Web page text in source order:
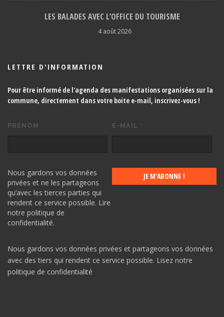
LES BALADES AVEC L’OFFICE DU TOURISME
4 août 2026
LETTRE D'INFORMATION
Pour être informé de l'agenda des manifestations organisées sur la
commune, directement dans votre boite e-mail, inscrivez-vous !
PRÉNOM E-MAIL *
Nous gardons vos données
privées et ne les partageons
qu’avec les tierces parties qui
rendent ce service possible. Lire
notre politique de
confidentialité.
Nous gardons vos données privées et partageons vos données
avec des tiers qui rendent ce service possible. Lisez notre
politique de confidentialité